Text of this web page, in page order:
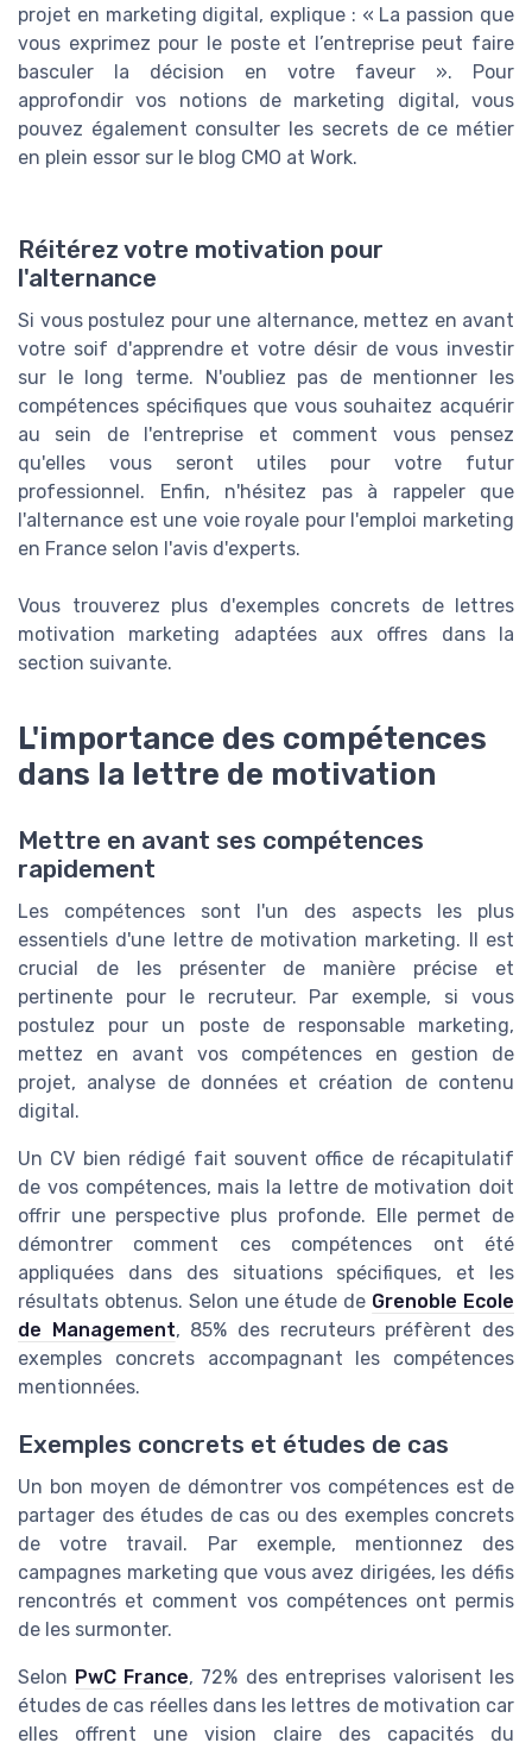
projet en marketing digital, explique : « La passion que
vous exprimez pour le poste et l’entreprise peut faire
basculer la décision en votre faveur ». Pour
approfondir vos notions de marketing digital, vous
pouvez également consulter les secrets de ce métier
en plein essor sur le blog CMO at Work.
Réitérez votre motivation pour
l'alternance
Si vous postulez pour une alternance, mettez en avant
votre soif d'apprendre et votre désir de vous investir
sur le long terme. N'oubliez pas de mentionner les
compétences spécifiques que vous souhaitez acquérir
au sein de l'entreprise et comment vous pensez
qu'elles vous seront utiles pour votre futur
professionnel. Enfin, n'hésitez pas à rappeler que
l'alternance est une voie royale pour l'emploi marketing
en France selon l'avis d'experts.
Vous trouverez plus d'exemples concrets de lettres
motivation marketing adaptées aux offres dans la
section suivante.
L'importance des compétences
dans la lettre de motivation
Mettre en avant ses compétences
rapidement
Les compétences sont l'un des aspects les plus
essentiels d'une lettre de motivation marketing. Il est
crucial de les présenter de manière précise et
pertinente pour le recruteur. Par exemple, si vous
postulez pour un poste de responsable marketing,
mettez en avant vos compétences en gestion de
projet, analyse de données et création de contenu
digital.
Un CV bien rédigé fait souvent office de récapitulatif
de vos compétences, mais la lettre de motivation doit
offrir une perspective plus profonde. Elle permet de
démontrer comment ces compétences ont été
appliquées dans des situations spécifiques, et les
résultats obtenus. Selon une étude de Grenoble Ecole
de Management, 85% des recruteurs préfèrent des
exemples concrets accompagnant les compétences
mentionnées.
Exemples concrets et études de cas
Un bon moyen de démontrer vos compétences est de
partager des études de cas ou des exemples concrets
de votre travail. Par exemple, mentionnez des
campagnes marketing que vous avez dirigées, les défis
rencontrés et comment vos compétences ont permis
de les surmonter.
Selon PwC France, 72% des entreprises valorisent les
études de cas réelles dans les lettres de motivation car
elles offrent une vision claire des capacités du